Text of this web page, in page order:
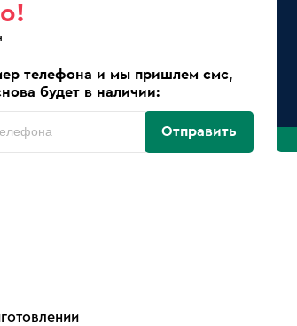
телефона и мы пришлем смс,
будет в наличии:
Отправить